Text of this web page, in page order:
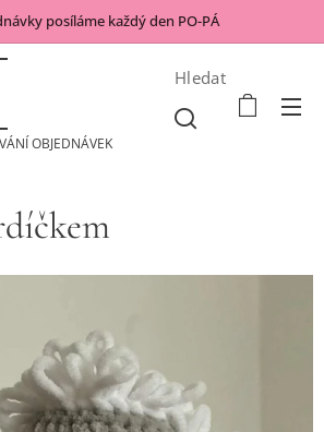
posíláme každý den PO-PÁ
OBJEDNÁVEK
Hledat